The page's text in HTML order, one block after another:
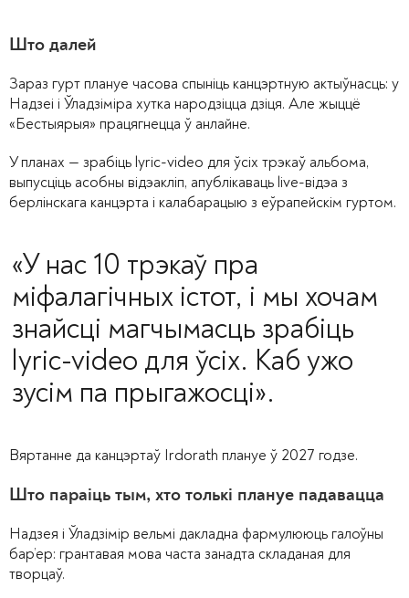
Што далей
Зараз гурт плануе часова спыніць канцэртную актыўнасць: у
Надзеі і Ўладзіміра хутка народзіцца дзіця. Але жыццё
«Бестыярыя» працягнецца ў анлайне.
У планах — зрабіць lyric-video для ўсіх трэкаў альбома,
выпусціць асобны відэакліп, апублікаваць live-відэа з
берлінскага канцэрта і калабарацыю з еўрапейскім гуртом.
«У нас 10 трэкаў пра
міфалагічных істот, і мы хочам
знайсці магчымасць зрабіць
lyric-video для ўсіх. Каб ужо
зусім па прыгажосці».
Вяртанне да канцэртаў Irdorath плануе ў 2027 годзе.
Што параіць тым, хто толькі плануе падавацца
Надзея і Ўладзімір вельмі дакладна фармулююць галоўны
бар’ер: грантавая мова часта занадта складаная для
творцаў.